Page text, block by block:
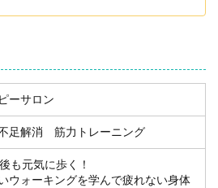
ーサロン
足解消 筋力トレーニング
も元気に歩く！
ウォーキングを学んで疲れない身体